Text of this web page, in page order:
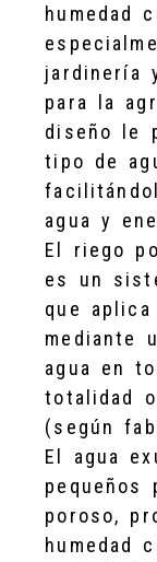
humedad
jardinería
para la
diseño le
tipo de
agua y
El riego
es un
que
mediante
agua en
totalidad
(según
El agua
pequeños
poroso,
humedad